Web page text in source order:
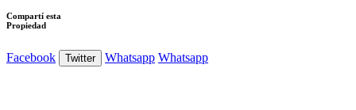
Compartí esta
Propiedad
Facebook Twitter Whatsapp Whatsapp